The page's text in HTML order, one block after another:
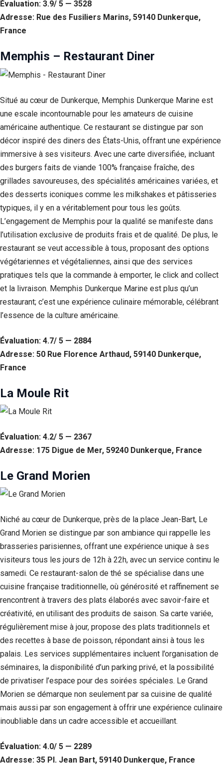
Évaluation: 3.9/ 5 — 3528
Adresse: Rue des Fusiliers Marins, 59140 Dunkerque,
France
Memphis – Restaurant Diner
Situé au cœur de Dunkerque, Memphis Dunkerque Marine est
une escale incontournable pour les amateurs de cuisine
américaine authentique. Ce restaurant se distingue par son
décor inspiré des diners des États-Unis, offrant une expérience
immersive à ses visiteurs. Avec une carte diversifiée, incluant
des burgers faits de viande 100% française fraîche, des
grillades savoureuses, des spécialités américaines variées, et
des desserts iconiques comme les milkshakes et pâtisseries
typiques, il y en a véritablement pour tous les goûts.
L’engagement de Memphis pour la qualité se manifeste dans
l’utilisation exclusive de produits frais et de qualité. De plus, le
restaurant se veut accessible à tous, proposant des options
végétariennes et végétaliennes, ainsi que des services
pratiques tels que la commande à emporter, le click and collect
et la livraison. Memphis Dunkerque Marine est plus qu’un
restaurant; c’est une expérience culinaire mémorable, célébrant
l’essence de la culture américaine.
Évaluation: 4.7/ 5 — 2884
Adresse: 50 Rue Florence Arthaud, 59140 Dunkerque,
France
La Moule Rit
Évaluation: 4.2/ 5 — 2367
Adresse: 175 Digue de Mer, 59240 Dunkerque, France
Le Grand Morien
Niché au cœur de Dunkerque, près de la place Jean-Bart, Le
Grand Morien se distingue par son ambiance qui rappelle les
brasseries parisiennes, offrant une expérience unique à ses
visiteurs tous les jours de 12h à 22h, avec un service continu le
samedi. Ce restaurant-salon de thé se spécialise dans une
cuisine française traditionnelle, où générosité et raffinement se
rencontrent à travers des plats élaborés avec savoir-faire et
créativité, en utilisant des produits de saison. Sa carte variée,
régulièrement mise à jour, propose des plats traditionnels et
des recettes à base de poisson, répondant ainsi à tous les
palais. Les services supplémentaires incluent l’organisation de
séminaires, la disponibilité d’un parking privé, et la possibilité
de privatiser l’espace pour des soirées spéciales. Le Grand
Morien se démarque non seulement par sa cuisine de qualité
mais aussi par son engagement à offrir une expérience culinaire
inoubliable dans un cadre accessible et accueillant.
Évaluation: 4.0/ 5 — 2289
Adresse: 35 Pl. Jean Bart, 59140 Dunkerque, France
Statistiques
nous
améliorer la
fonctionnalité
et la structure
de la façon
dont le site
utilisé.
Experience
Afin que notre
site Web
fonctionne
possible lors
de votre visite.
Si vous
refusez ces
cookies,
certaines
disparaîtront
du site Web.
Marketing
votre intérêt et
comportement
lorsque vous
site, vous
augmentez les
voir du
offres